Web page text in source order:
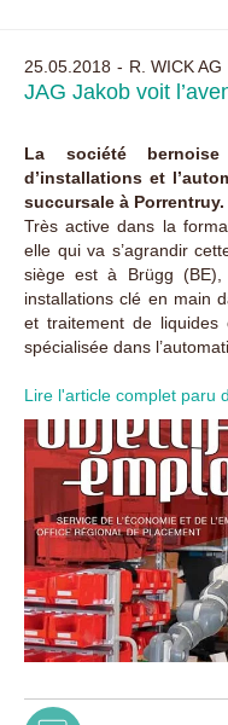
25.05.2018 R. WICK AG
JAG Jakob voit
La société
d’installations et
succursale à Porrentruy.
Très active dans la
elle qui va s’agrandir
siège est à Brügg
installations clé en main
et traitement de liquides
spécialisée dans
Lire l'article complet paru